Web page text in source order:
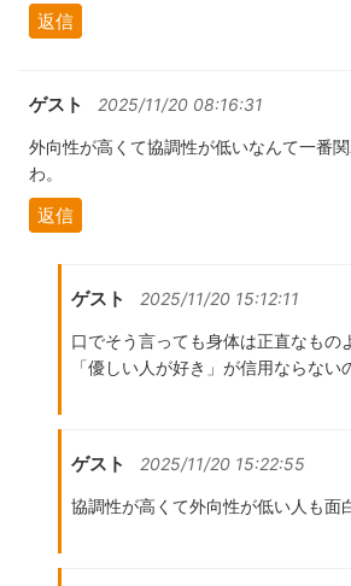
返信
ゲスト 2025/11/20 08:16:31
外向性が高くて協調性が低いなんて一番
わ。
返信
ゲスト 2025/11/20 15:12:11
口でそう言っても身体は正直なもの
「優しい人が好き」が信用ならない
ゲスト 2025/11/20 15:22:55
協調性が高くて外向性が低い人も面